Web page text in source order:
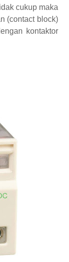
cukup maka
(contact block)
kontaktor